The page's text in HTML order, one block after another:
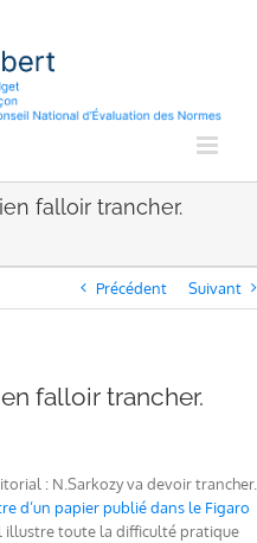
falloir trancher.
Précédent Suivant
falloir trancher.
: N.Sarkozy va devoir trancher.
d’un papier publié dans le Figaro
illustre toute la difficulté pratique